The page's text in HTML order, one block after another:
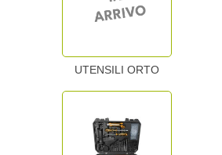
Maschio PP
0,30 € (IVA
Manicotto
UTENSILI ORTO